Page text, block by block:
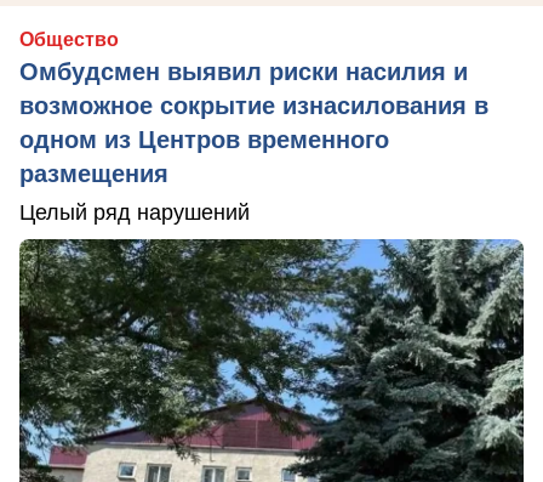
Общество
Омбудсмен выявил риски насилия и
возможное сокрытие изнасилования в
одном из Центров временного
размещения
Целый ряд нарушений